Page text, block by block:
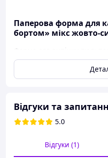
Паперова форма для
бортом» мікс жовто-
Форма для випічки
стильне рішення для
десертів. Ідеально
кексів та капкейків,
В упаковці два кольори
Відгуки та
5.0
Відгуки (1)